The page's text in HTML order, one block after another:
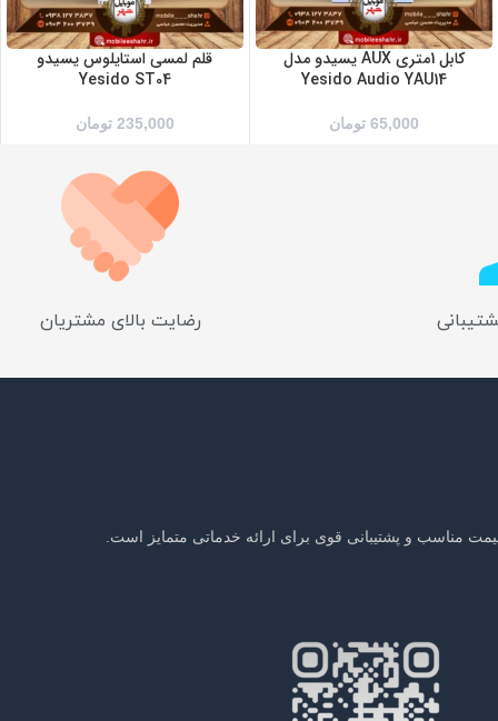
کابل 1متری AUX یسیدو مدل
Yesido Audio YAU14
65,000 تومان
قلم لمسی استایلوس یسیدو
Yesido ST04
235,000 تومان
رضایت بالای مشتریان
مناسب و پشتیبانی قوی برای ارائه خدماتی متمایز است.